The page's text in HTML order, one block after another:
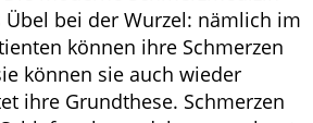
Übel bei der Wurzel: nämlich im
können ihre Schmerzen
können sie auch wieder
ihre Grundthese. Schmerzen